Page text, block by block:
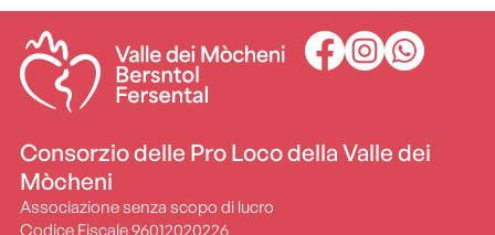
Consorzio delle Pro Loco della Valle dei
Mòcheni
Associazione senza scopo di lucro
Codice Fiscale 96012020226